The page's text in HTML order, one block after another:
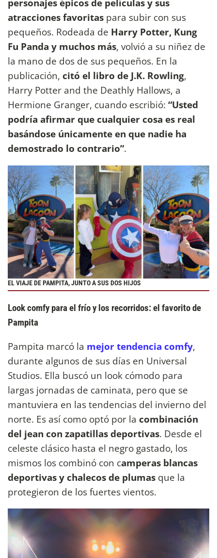
personajes épicos de películas y sus
atracciones favoritas para subir con sus
pequeños. Rodeada de Harry Potter, Kung
Fu Panda y muchos más, volvió a su niñez de
la mano de dos de sus pequeños. En la
publicación, citó el libro de J.K. Rowling,
Harry Potter and the Deathly Hallows, a
Hermione Granger, cuando escribió: “Usted
podría afirmar que cualquier cosa es real
basándose únicamente en que nadie ha
demostrado lo contrario”.
EL VIAJE DE PAMPITA, JUNTO A SUS DOS HIJOS
Look comfy para el frío y los recorridos: el favorito de
Pampita
Pampita marcó la mejor tendencia comfy,
durante algunos de sus días en Universal
Studios. Ella buscó un look cómodo para
largas jornadas de caminata, pero que se
mantuviera en las tendencias del invierno del
norte. Es así como optó por la combinación
del jean con zapatillas deportivas. Desde el
celeste clásico hasta el negro gastado, los
mismos los combinó con camperas blancas
deportivas y chalecos de plumas que la
protegieron de los fuertes vientos.